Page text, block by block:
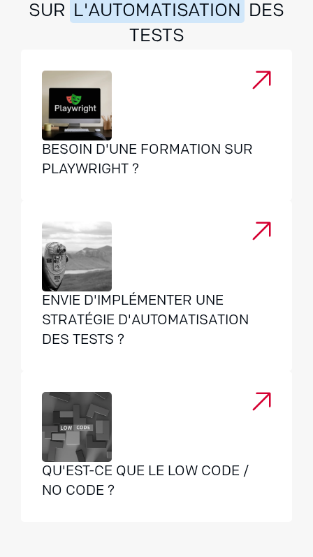
SUR L'AUTOMATISATION DES
TESTS
BESOIN D'UNE FORMATION SUR
PLAYWRIGHT ?
ENVIE D'IMPLÉMENTER UNE
STRATÉGIE D'AUTOMATISATION
DES TESTS ?
QU'EST-CE QUE LE LOW CODE /
NO CODE ?